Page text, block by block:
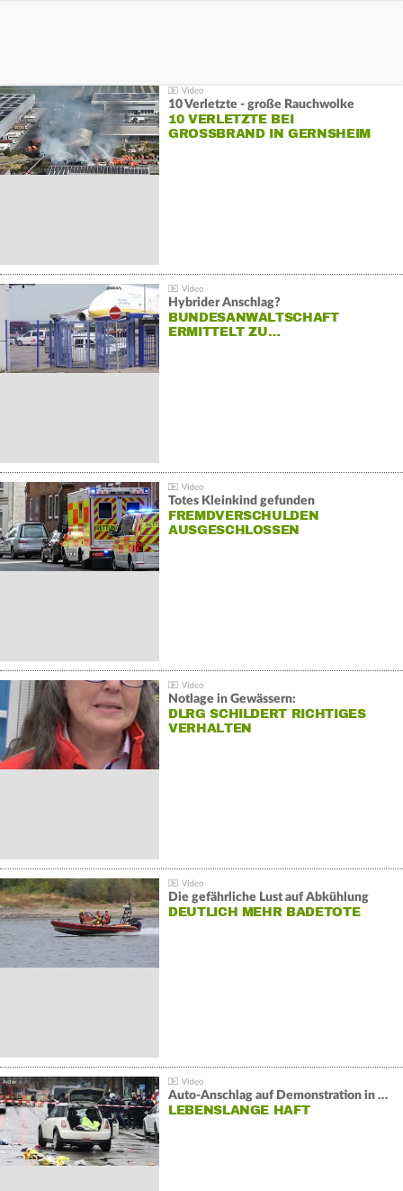
10 Verletzte - große Rauchwolke
10 VERLETZTE BEI
GROSSBRAND IN GERNSHEIM
Hybrider Anschlag?
BUNDESANWALTSCHAFT
ERMITTELT ZU…
Totes Kleinkind gefunden
FREMDVERSCHULDEN
AUSGESCHLOSSEN
Notlage in Gewässern:
DLRG SCHILDERT RICHTIGES
VERHALTEN
Die gefährliche Lust auf Abkühlung
DEUTLICH MEHR BADETOTE
Auto-Anschlag auf Demonstration in München:
LEBENSLANGE HAFT